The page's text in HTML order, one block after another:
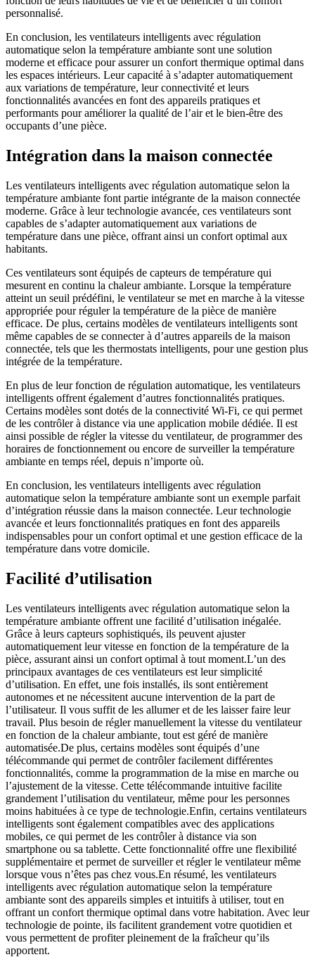
personnalisé.
En conclusion, les ventilateurs intelligents avec régulation
automatique selon la température ambiante sont une solution
moderne et efficace pour assurer un confort thermique optimal dans
les espaces intérieurs. Leur capacité à s’adapter automatiquement
aux variations de température, leur connectivité et leurs
fonctionnalités avancées en font des appareils pratiques et
performants pour améliorer la qualité de l’air et le bien-être des
occupants d’une pièce.
Intégration dans la maison connectée
Les ventilateurs intelligents avec régulation automatique selon la
température ambiante font partie intégrante de la maison connectée
moderne. Grâce à leur technologie avancée, ces ventilateurs sont
capables de s’adapter automatiquement aux variations de
température dans une pièce, offrant ainsi un confort optimal aux
habitants.
Ces ventilateurs sont équipés de capteurs de température qui
mesurent en continu la chaleur ambiante. Lorsque la température
atteint un seuil prédéfini, le ventilateur se met en marche à la vitesse
appropriée pour réguler la température de la pièce de manière
efficace. De plus, certains modèles de ventilateurs intelligents sont
même capables de se connecter à d’autres appareils de la maison
connectée, tels que les thermostats intelligents, pour une gestion plus
intégrée de la température.
En plus de leur fonction de régulation automatique, les ventilateurs
intelligents offrent également d’autres fonctionnalités pratiques.
Certains modèles sont dotés de la connectivité Wi-Fi, ce qui permet
de les contrôler à distance via une application mobile dédiée. Il est
ainsi possible de régler la vitesse du ventilateur, de programmer des
horaires de fonctionnement ou encore de surveiller la température
ambiante en temps réel, depuis n’importe où.
En conclusion, les ventilateurs intelligents avec régulation
automatique selon la température ambiante sont un exemple parfait
d’intégration réussie dans la maison connectée. Leur technologie
avancée et leurs fonctionnalités pratiques en font des appareils
indispensables pour un confort optimal et une gestion efficace de la
température dans votre domicile.
Facilité d’utilisation
Les ventilateurs intelligents avec régulation automatique selon la
température ambiante offrent une facilité d’utilisation inégalée.
Grâce à leurs capteurs sophistiqués, ils peuvent ajuster
automatiquement leur vitesse en fonction de la température de la
pièce, assurant ainsi un confort optimal à tout moment.L’un des
principaux avantages de ces ventilateurs est leur simplicité
d’utilisation. En effet, une fois installés, ils sont entièrement
autonomes et ne nécessitent aucune intervention de la part de
l’utilisateur. Il vous suffit de les allumer et de les laisser faire leur
travail. Plus besoin de régler manuellement la vitesse du ventilateur
en fonction de la chaleur ambiante, tout est géré de manière
automatisée.De plus, certains modèles sont équipés d’une
télécommande qui permet de contrôler facilement différentes
fonctionnalités, comme la programmation de la mise en marche ou
l’ajustement de la vitesse. Cette télécommande intuitive facilite
grandement l’utilisation du ventilateur, même pour les personnes
moins habituées à ce type de technologie.Enfin, certains ventilateurs
intelligents sont également compatibles avec des applications
mobiles, ce qui permet de les contrôler à distance via son
smartphone ou sa tablette. Cette fonctionnalité offre une flexibilité
supplémentaire et permet de surveiller et régler le ventilateur même
lorsque vous n’êtes pas chez vous.En résumé, les ventilateurs
intelligents avec régulation automatique selon la température
ambiante sont des appareils simples et intuitifs à utiliser, tout en
offrant un confort thermique optimal dans votre habitation. Avec leur
technologie de pointe, ils facilitent grandement votre quotidien et
vous permettent de profiter pleinement de la fraîcheur qu’ils
apportent.